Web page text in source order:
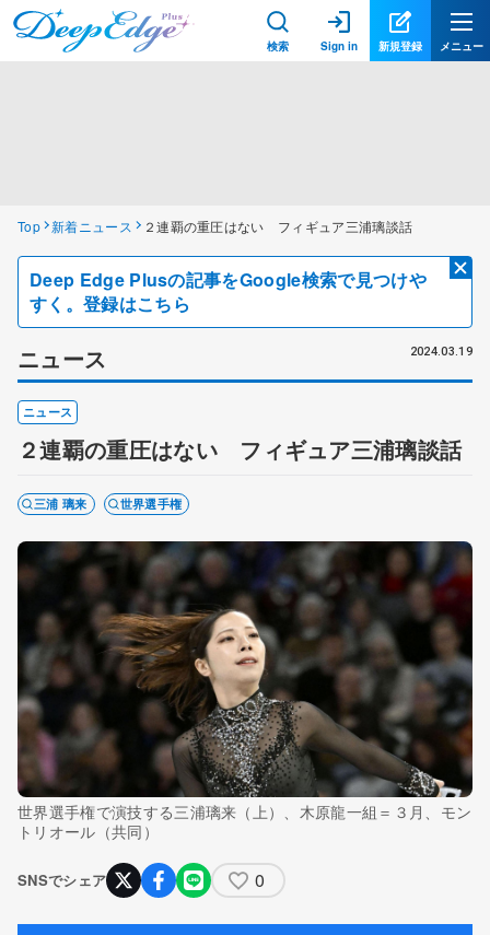
検索 Sign in 新規登録 メニュー
Top 新着ニュース ２連覇の重圧はない フィギュア三浦璃談話
Deep Edge Plusの記事をGoogle検索で見つけや
すく。登録はこちら
ニュース 2024.03.19
ニュース
２連覇の重圧はない フィギュア三浦璃談話
三浦 璃来 世界選手権
世界選手権で演技する三浦璃来（上）、木原龍一組＝３月、モン
トリオール（共同）
SNSでシェア 0